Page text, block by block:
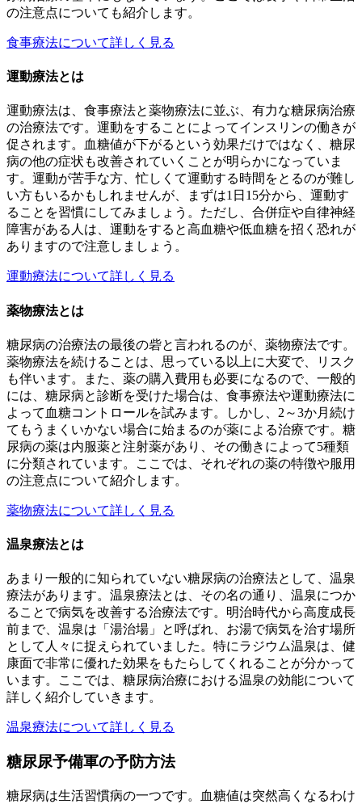
の注意点についても紹介します。
食事療法について詳しく見る
運動療法とは
運動療法は、食事療法と薬物療法に並ぶ、有力な糖尿病治療
の治療法です。運動をすることによってインスリンの働きが
促されます。血糖値が下がるという効果だけではなく、糖尿
病の他の症状も改善されていくことが明らかになっていま
す。運動が苦手な方、忙しくて運動する時間をとるのが難し
い方もいるかもしれませんが、まずは1日15分から、運動す
ることを習慣にしてみましょう。ただし、合併症や自律神経
障害がある人は、運動をすると高血糖や低血糖を招く恐れが
ありますので注意しましょう。
運動療法について詳しく見る
薬物療法とは
糖尿病の治療法の最後の砦と言われるのが、薬物療法です。
薬物療法を続けることは、思っている以上に大変で、リスク
も伴います。また、薬の購入費用も必要になるので、一般的
には、糖尿病と診断を受けた場合は、食事療法や運動療法に
よって血糖コントロールを試みます。しかし、2～3か月続け
てもうまくいかない場合に始まるのが薬による治療です。糖
尿病の薬は内服薬と注射薬があり、その働きによって5種類
に分類されています。ここでは、それぞれの薬の特徴や服用
の注意点について紹介します。
薬物療法について詳しく見る
温泉療法とは
あまり一般的に知られていない糖尿病の治療法として、温泉
療法があります。温泉療法とは、その名の通り、温泉につか
ることで病気を改善する治療法です。明治時代から高度成長
前まで、温泉は「湯治場」と呼ばれ、お湯で病気を治す場所
として人々に捉えられていました。特にラジウム温泉は、健
康面で非常に優れた効果をもたらしてくれることが分かって
います。ここでは、糖尿病治療における温泉の効能について
詳しく紹介していきます。
温泉療法について詳しく見る
糖尿尿予備軍の予防方法
糖尿病は生活習慣病の一つです。血糖値は突然高くなるわけ